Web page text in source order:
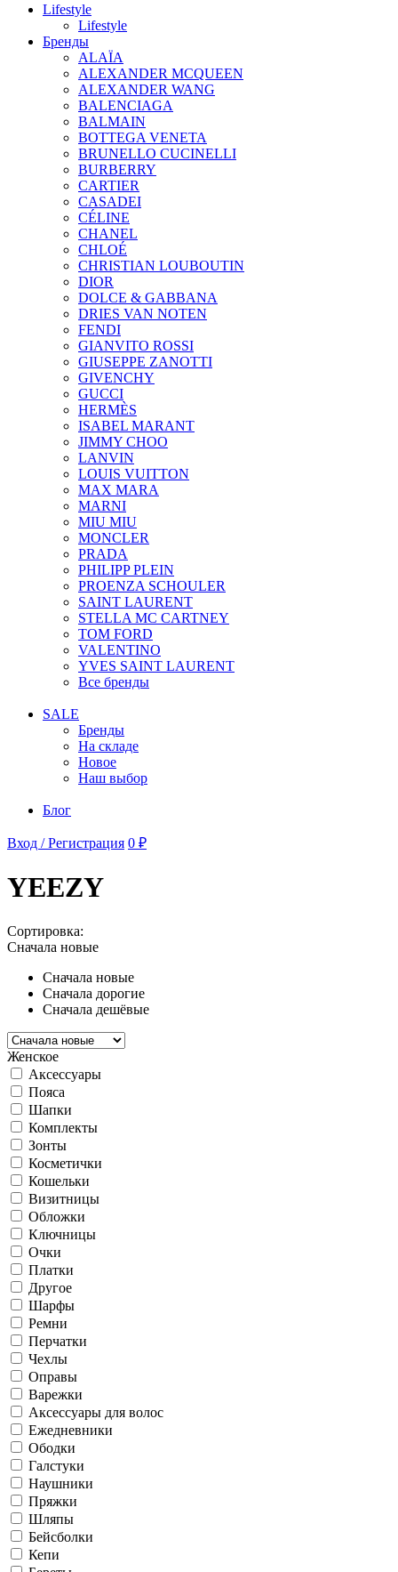
Lifestyle
Lifestyle
Бренды
ALAÏA
ALEXANDER MCQUEEN
ALEXANDER WANG
BALENCIAGA
BALMAIN
BOTTEGA VENETA
BRUNELLO CUCINELLI
BURBERRY
CARTIER
CASADEI
CÉLINE
CHANEL
CHLOÉ
CHRISTIAN LOUBOUTIN
DIOR
DOLCE & GABBANA
DRIES VAN NOTEN
FENDI
GIANVITO ROSSI
GIUSEPPE ZANOTTI
GIVENCHY
GUCCI
HERMÈS
ISABEL MARANT
JIMMY CHOO
LANVIN
LOUIS VUITTON
MAX MARA
MARNI
MIU MIU
MONCLER
PRADA
PHILIPP PLEIN
PROENZA SCHOULER
SAINT LAURENT
STELLA MC CARTNEY
TOM FORD
VALENTINO
YVES SAINT LAURENT
Все бренды
SALE
Бренды
На складе
Новое
Наш выбор
Блог
Вход / Регистрация 0 ₽
YEEZY
Сортировка:
Сначала новые
Сначала новые
Сначала дорогие
Сначала дешёвые
Женское
Аксессуары
Пояса
Шапки
Комплекты
Зонты
Косметички
Кошельки
Визитницы
Обложки
Ключницы
Очки
Платки
Другое
Шарфы
Ремни
Перчатки
Чехлы
Оправы
Варежки
Аксессуары для волос
Ежедневники
Ободки
Галстуки
Наушники
Пряжки
Шляпы
Бейсболки
Кепи